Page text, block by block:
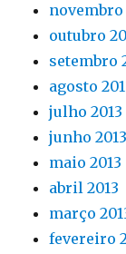
novembro
outubro
setembro
agosto
julho 2013
junho 2013
maio 2013
abril 2013
março
fevereiro